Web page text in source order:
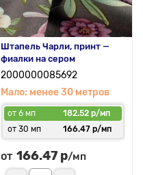
Штапель Чарли, принт —
фиалки на сером
2000000085692
Мало: менее 30 метров
от 6 мп
182.52 р/мп
от 30 мп
166.47 р/мп
от 166.47 р/мп